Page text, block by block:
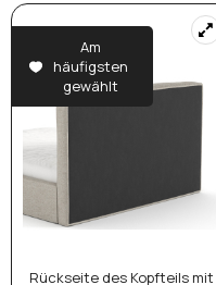
Am
häufigsten
gewählt
Rückseite des Kopfteils mit